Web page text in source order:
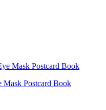
Mask Postcard Book